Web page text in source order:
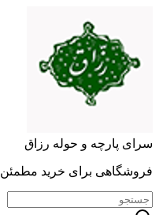
سرای پارچه و حوله رزاق
فروشگاهی برای خرید مطمئن